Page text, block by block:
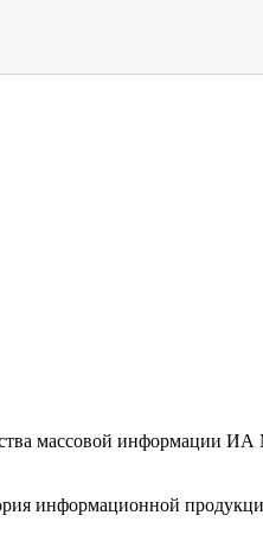
массовой информации
информационной